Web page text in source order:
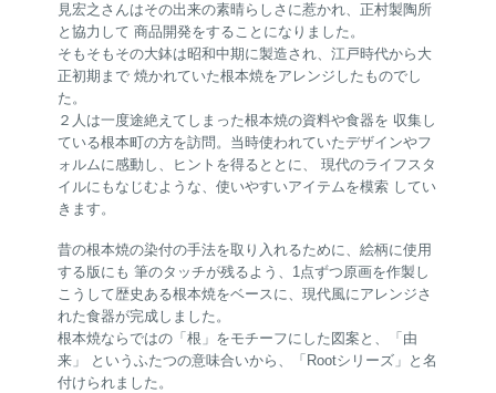
見宏之さんはその出来の素晴らしさに惹かれ、正村製陶所
と協力して 商品開発をすることになりました。
そもそもその大鉢は昭和中期に製造され、江戸時代から大
正初期まで 焼かれていた根本焼をアレンジしたものでし
た。
２人は一度途絶えてしまった根本焼の資料や食器を 収集し
ている根本町の方を訪問。当時使われていたデザインやフ
ォルムに感動し、ヒントを得るととに、 現代のライフスタ
イルにもなじむような、使いやすいアイテムを模索 してい
きます。
昔の根本焼の染付の手法を取り入れるために、絵柄に使用
する版にも 筆のタッチが残るよう、1点ずつ原画を作製し
こうして歴史ある根本焼をベースに、現代風にアレンジさ
れた食器が完成しました。
根本焼ならではの「根」をモチーフにした図案と、「由
来」 というふたつの意味合いから、「Rootシリーズ」と名
付けられました。